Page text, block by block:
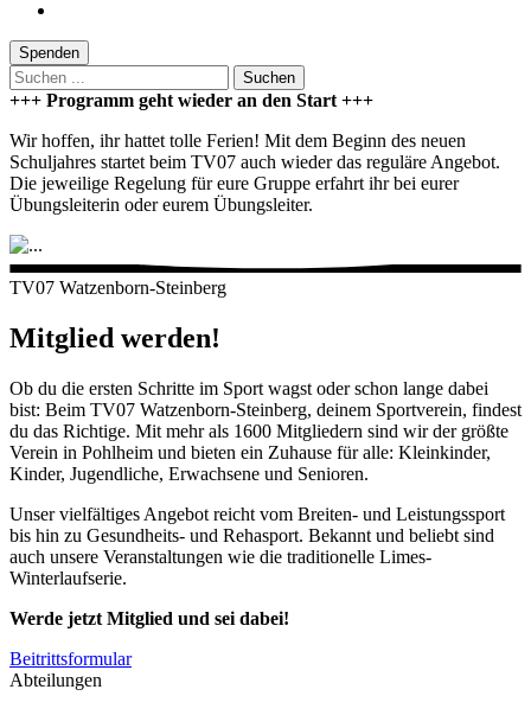
Spenden
Suchen
+++ Programm geht wieder an den Start +++
Wir hoffen, ihr hattet tolle Ferien! Mit dem Beginn des neuen
Schuljahres startet beim TV07 auch wieder das reguläre Angebot.
Die jeweilige Regelung für eure Gruppe erfahrt ihr bei eurer
Übungsleiterin oder eurem Übungsleiter.
TV07 Watzenborn-Steinberg
Mitglied werden!
Ob du die ersten Schritte im Sport wagst oder schon lange dabei
bist: Beim TV07 Watzenborn-Steinberg, deinem Sportverein, findest
du das Richtige. Mit mehr als 1600 Mitgliedern sind wir der größte
Verein in Pohlheim und bieten ein Zuhause für alle: Kleinkinder,
Kinder, Jugendliche, Erwachsene und Senioren.
Unser vielfältiges Angebot reicht vom Breiten- und Leistungssport
bis hin zu Gesundheits- und Rehasport. Bekannt und beliebt sind
auch unsere Veranstaltungen wie die traditionelle Limes-
Winterlaufserie.
Werde jetzt Mitglied und sei dabei!
Beitrittsformular
Abteilungen